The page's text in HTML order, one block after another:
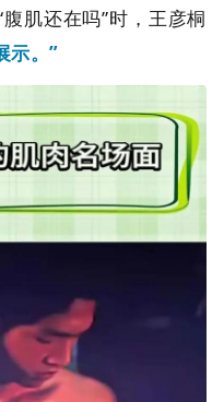
肌还在吗”时，王彦桐
示。”